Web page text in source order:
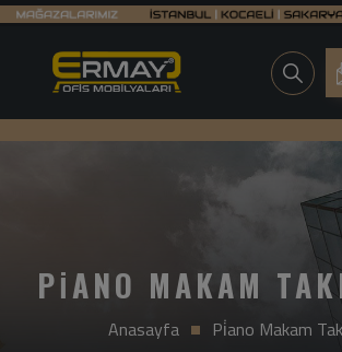
PİANO MAKAM
Anasayfa Pi̇ano Makam